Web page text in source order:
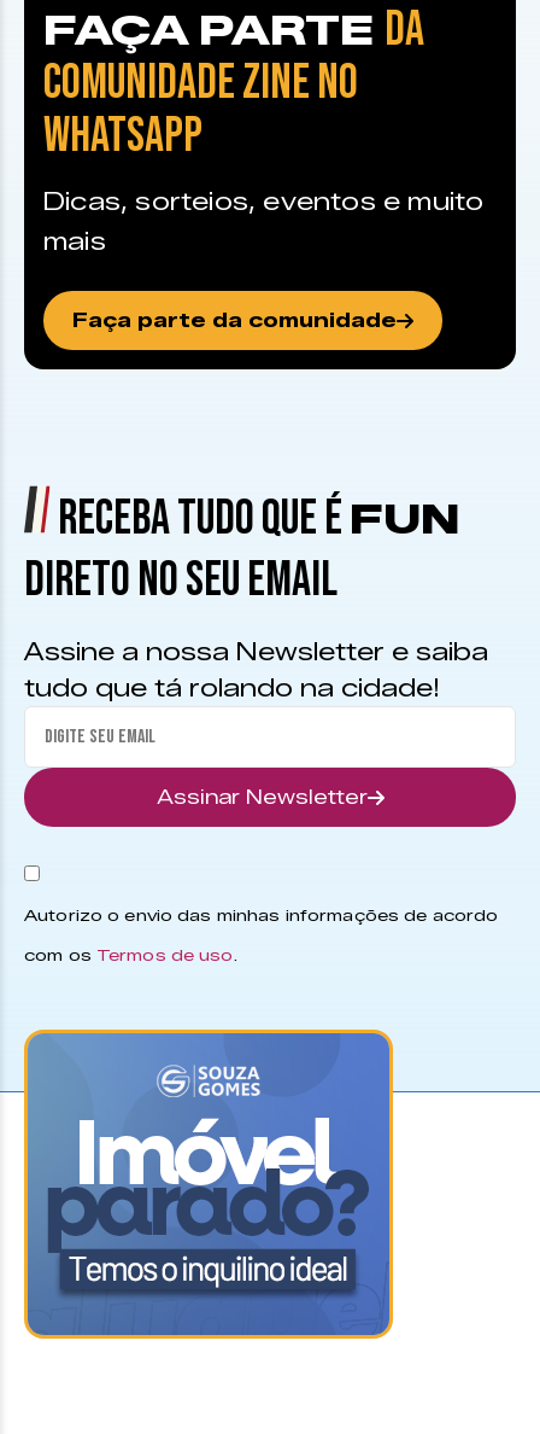
FAÇA PARTE DA
COMUNIDADE ZINE NO
WHATSAPP
Dicas, sorteios, eventos e muito
mais
Faça parte da comunidade
RECEBA TUDO QUE É FUN
DIRETO NO SEU EMAIL
Assine a nossa Newsletter e saiba
tudo que tá rolando na cidade!
Assinar Newsletter
Autorizo o envio das minhas informações de acordo
com os Termos de uso.